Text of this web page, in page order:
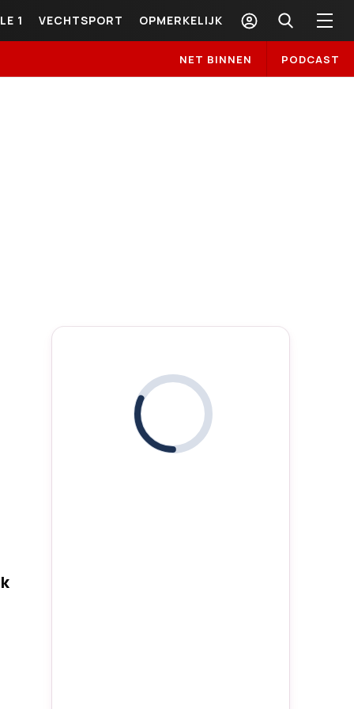
1 VECHTSPORT OPMERKELIJK
NET BINNEN PODCAST